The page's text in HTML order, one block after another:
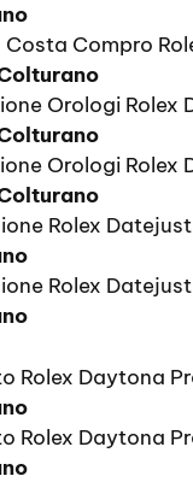
Compro
Orologi Rolex
Orologi Rolex
Rolex
Rolex
Rolex Daytona
Rolex Daytona